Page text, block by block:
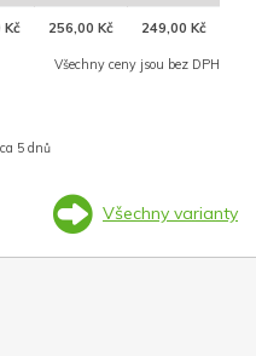
Kč 256,00 Kč 249,00 Kč
Všechny ceny jsou bez DPH
5 dnů
Všechny varianty